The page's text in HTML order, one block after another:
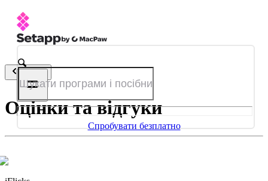
Спробувати безплатно
Назад
Оцінки та відгуки